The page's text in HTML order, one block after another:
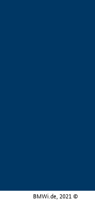
BMWi.de, 2021 ©